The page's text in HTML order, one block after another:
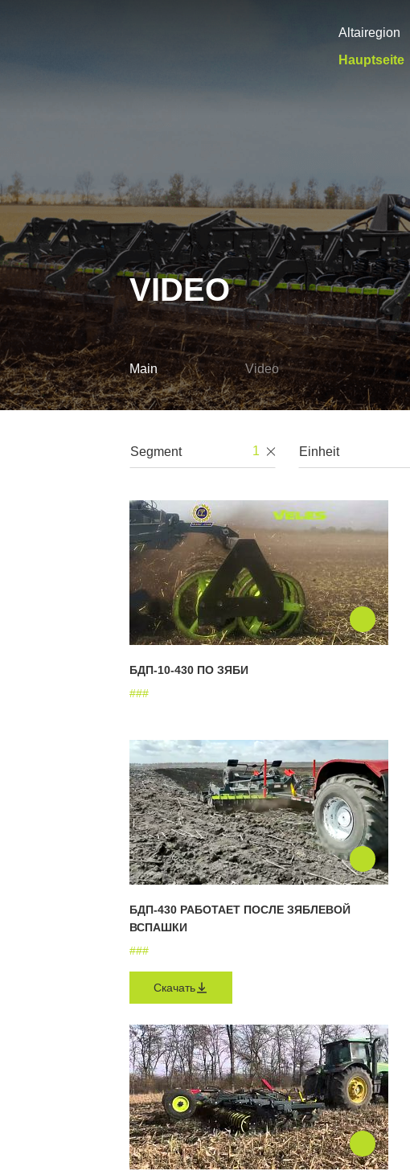
Altairegion
Hauptseite
VIDEO
Main Video
1
БДП-10-430 ПО ЗЯБИ
###
БДП-430 РАБОТАЕТ ПОСЛЕ ЗЯБЛЕВОЙ
ВСПАШКИ
###
Скачать